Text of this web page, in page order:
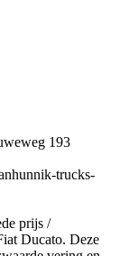
193
trucks-
prijs /
Ducato. Deze